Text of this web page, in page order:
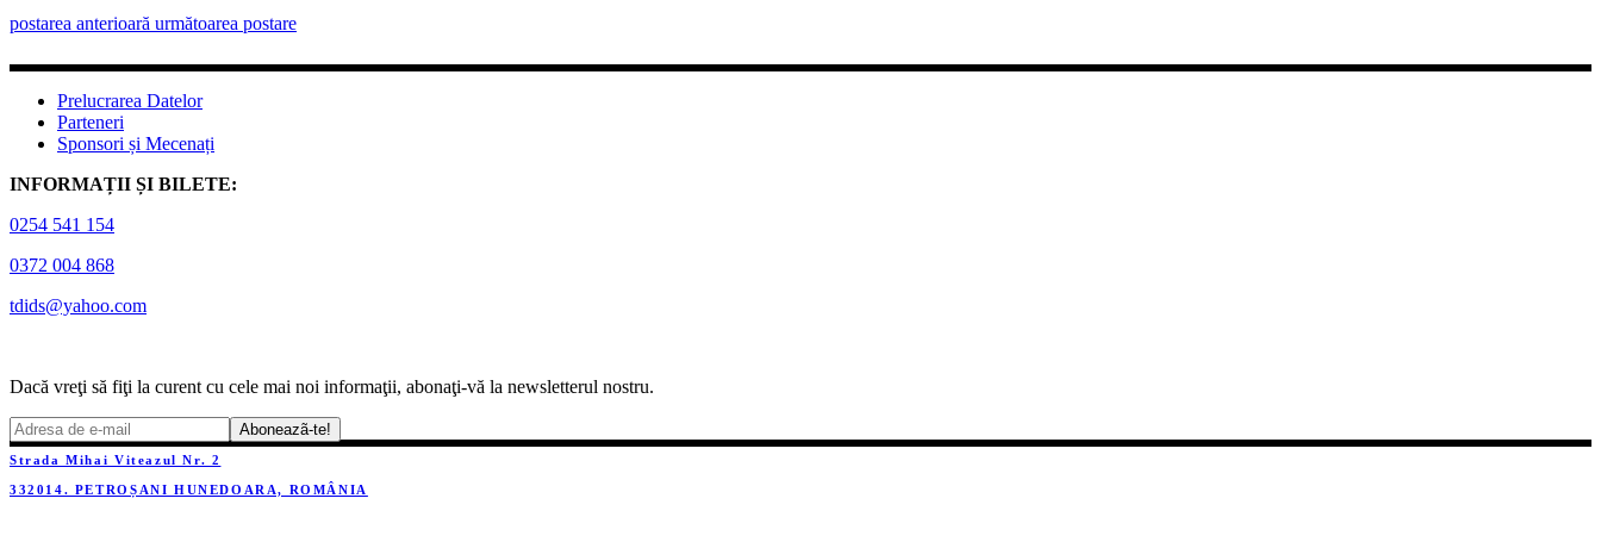
postarea anterioară următoarea postare
Prelucrarea Datelor
Parteneri
Sponsori și Mecenați
INFORMAȚII ȘI BILETE:
0254 541 154
0372 004 868
tdids@yahoo.com
Dacă vreţi să fiţi la curent cu cele mai noi informaţii, abonaţi-vă la newsletterul nostru.
Strada Mihai Viteazul Nr. 2
332014. PETROȘANI HUNEDOARA, ROMÂNIA